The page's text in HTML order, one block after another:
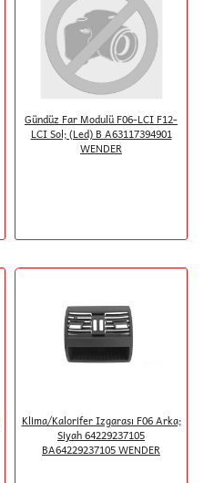
Gündüz Far Modulü F06-LCI F12-
LCI Sol; (Led) B A63117394901
WENDER
Klima/Kalorifer Izgarası F06 Arka;
Siyah 64229237105
BA64229237105 WENDER